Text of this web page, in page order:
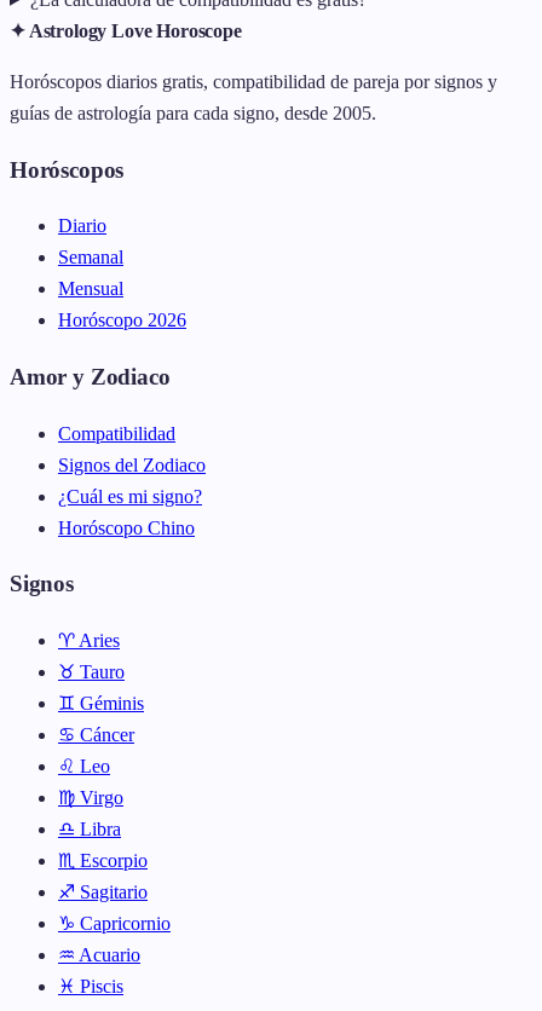
✦ Astrology Love Horoscope
Horóscopos diarios gratis, compatibilidad de pareja por signos y
guías de astrología para cada signo, desde 2005.
Horóscopos
Diario
Semanal
Mensual
Horóscopo 2026
Amor y Zodiaco
Compatibilidad
Signos del Zodiaco
¿Cuál es mi signo?
Horóscopo Chino
Signos
♈ Aries
♉ Tauro
♊ Géminis
♋ Cáncer
♌ Leo
♍ Virgo
♎ Libra
♏ Escorpio
♐ Sagitario
♑ Capricornio
♒ Acuario
♓ Piscis